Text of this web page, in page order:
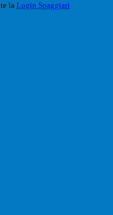
la Login Spaggiari